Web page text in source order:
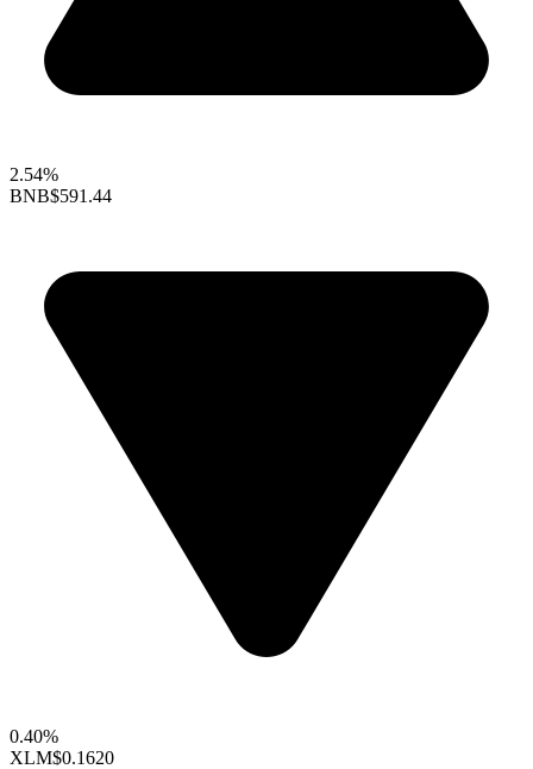
2.54%
BNB$591.44
0.40%
XLM$0.1620